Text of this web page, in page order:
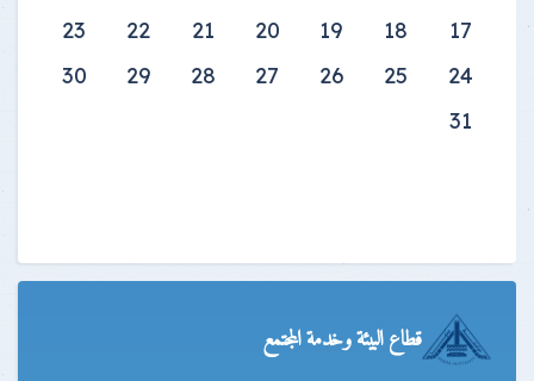
17
18
19
20
21
22
23
24
25
26
27
28
29
30
31
قطاع البيئة وخدمة المجتمع